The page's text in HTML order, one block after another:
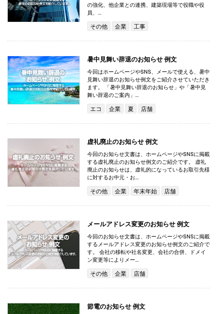
の強化、他企業との連携、建築現場等で役職や役
員、…
その他 企業 工事
暑中見舞い辞退のお知らせ 例文
今回はホームページやSNS、メールで使える、暑中
見舞い辞退のお知らせ例文をご紹介させていただき
ます。 「暑中見舞い辞退のお知らせ」や「暑中見
舞い辞退のご案内」…
エコ 企業 夏 店舗
虚礼廃止のお知らせ 例文
今回のお知らせ文書は、ホームページやSNSに掲載
する虚礼廃止のお知らせ例文のご紹介です。 虚礼
廃止のお知らせは、虚礼的になっているお取引先様
に対するお中元・お…
その他 企業 年末年始 店舗
メールアドレス変更のお知らせ 例文
今回のお知らせ文書は、ホームページやSNSに掲載
するメールアドレス変更のお知らせ例文のご紹介で
す。 会社の移転や社名変更、会社の合併、ドメイ
ン変更等によりメー…
その他 企業 店舗
節電のお知らせ 例文